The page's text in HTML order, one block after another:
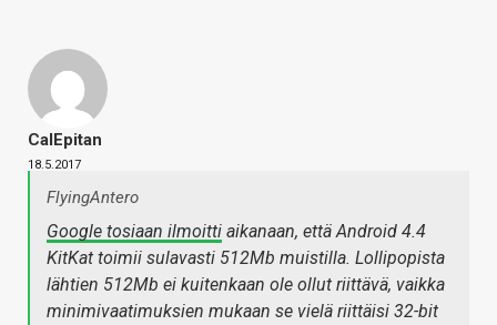
CalEpitan
18.5.2017
FlyingAntero
Google tosiaan ilmoitti aikanaan, että Android 4.4
KitKat toimii sulavasti 512Mb muistilla. Lollipopista
lähtien 512Mb ei kuitenkaan ole ollut riittävä, vaikka
minimivaatimuksien mukaan se vielä riittäisi 32-bit